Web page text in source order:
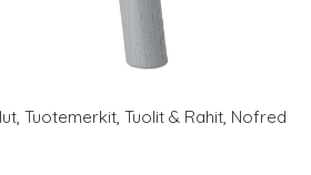
, Tuotemerkit, Tuolit & Rahit, Nofred